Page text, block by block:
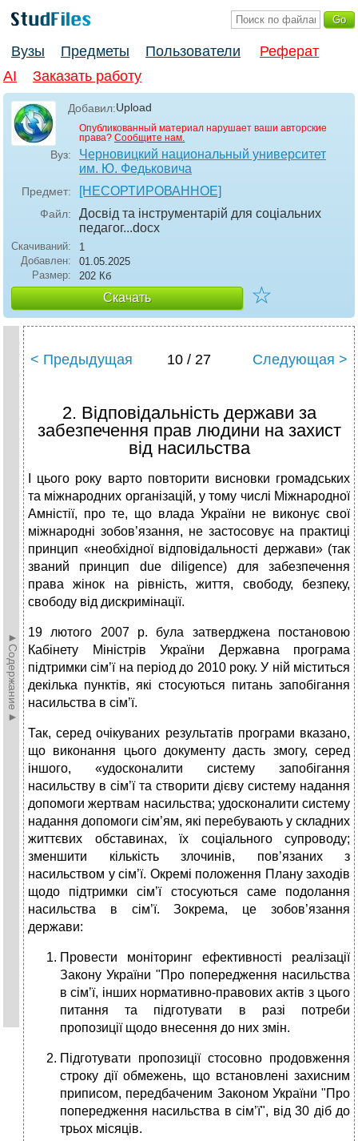
Вузы Предметы Пользователи
Реферат
AI
Заказать работу
Добавил:Upload
Опубликованный материал нарушает ваши авторские
права? Сообщите нам.
Вуз:
Черновицкий национальный университет
им. Ю. Федьковича
Предмет: [НЕСОРТИРОВАННОЕ]
Файл:
Досвід та інструментарій для соціальних
педагог...docx
Скачиваний:
1
Добавлен:
01.05.2025
Размер:
202 Кб
Скачать ☆
►Содержание►
< Предыдущая 10 / 27 Следующая >
2. Відповідальність держави за
забезпечення прав людини на захист
від насильства
І цього року варто повторити висновки громадських
та міжнародних організацій, у тому числі Міжнародної
Амністії, про те, що влада України не виконує свої
міжнародні зобов’язання, не застосовує на практиці
принцип «необхідної відповідальності держави» (так
званий принцип due diligence) для забезпечення
права жінок на рівність, життя, свободу, безпеку,
свободу від дискримінації.
19 лютого 2007 р. була затверджена постановою
Кабінету Міністрів України Державна програма
підтримки сім’ї на період до 2010 року. У ній міститься
декілька пунктів, які стосуються питань запобігання
насильства в сім’ї.
Так, серед очікуваних результатів програми вказано,
що виконання цього документу дасть змогу, серед
іншого, «удосконалити систему запобігання
насильству в сім’ї та створити дієву систему надання
допомоги жертвам насильства; удосконалити систему
надання допомоги сім’ям, які перебувають у складних
життєвих обставинах, їх соціального супроводу;
зменшити кількість злочинів, пов’язаних з
насильством у сім’ї. Окремі положення Плану заходів
щодо підтримки сім’ї стосуються саме подолання
насильства в сім’ї. Зокрема, це зобов’язання
держави:
Провести моніторинг ефективності реалізації
Закону України "Про попередження насильства
в сім’ї, інших нормативно-правових актів з цього
питання та підготувати в разі потреби
пропозиції щодо внесення до них змін.
Підготувати пропозиції стосовно продовження
строку дії обмежень, що встановлені захисним
приписом, передбаченим Законом України "Про
попередження насильства в сім’ї", від 30 діб до
трьох місяців.­